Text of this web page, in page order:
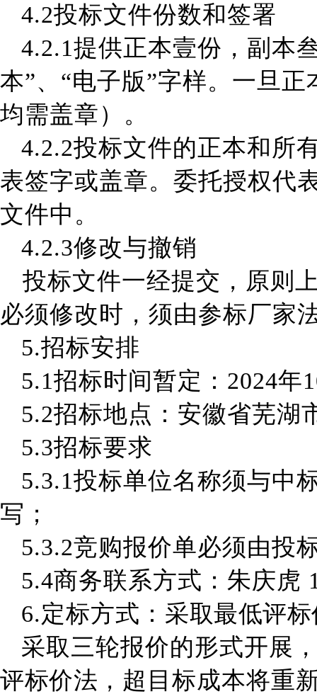
4.2投标文件份数和签署
4.2.1提供正本壹份，副本
本”、“电子版”字样。一旦正
均需盖章） 。
4.2.2投标文件的正本和所
表签字或盖章。委托授权代
文件中。
4.2.3修改与撤销
投标文件一经提交，原则
必须修改时，须由参标厂家
5.招标安排
5.1招标时间暂定 ： 2024年
5.2招标地点：安徽省芜湖
5.3招标要求
5.3.1投标单位名称须与中
写；
5.3.2竞购报价单必须由投
5.4商务联系方式： 朱庆虎
6.定标方式 ： 采取最低评
采取三轮报价的形式开展
评标价法 ， 超目标成本将重